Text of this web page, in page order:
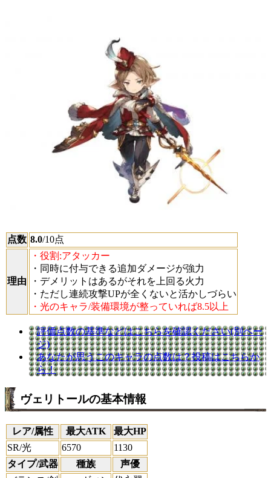
点数 8.0/10点
理由
・役割:アタッカー
・同時に付与できる追加ダメージが強力
・デメリットはあるがそれを上回る火力
・ただし連続攻撃UPが全くないと活かしづらい
・光のキャラ/装備環境が整っていれば8.5以上
評価点数の基準などはこちらを確認ください(別ペー
ジ)
あなたが思うこのキャラの点数は？投稿はこちらか
ら！
ヴェリトールの基本情報
レア/属性 最大ATK
最大HP
SR/光
6570
1130
タイプ/武器
種族
声優